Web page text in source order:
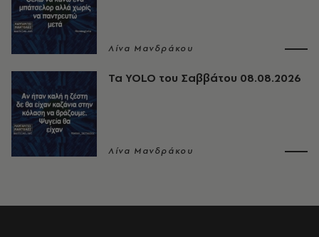
Λίνα Μανδράκου
Τα YOLO του Σαββάτου 08.08.2026
Λίνα Μανδράκου